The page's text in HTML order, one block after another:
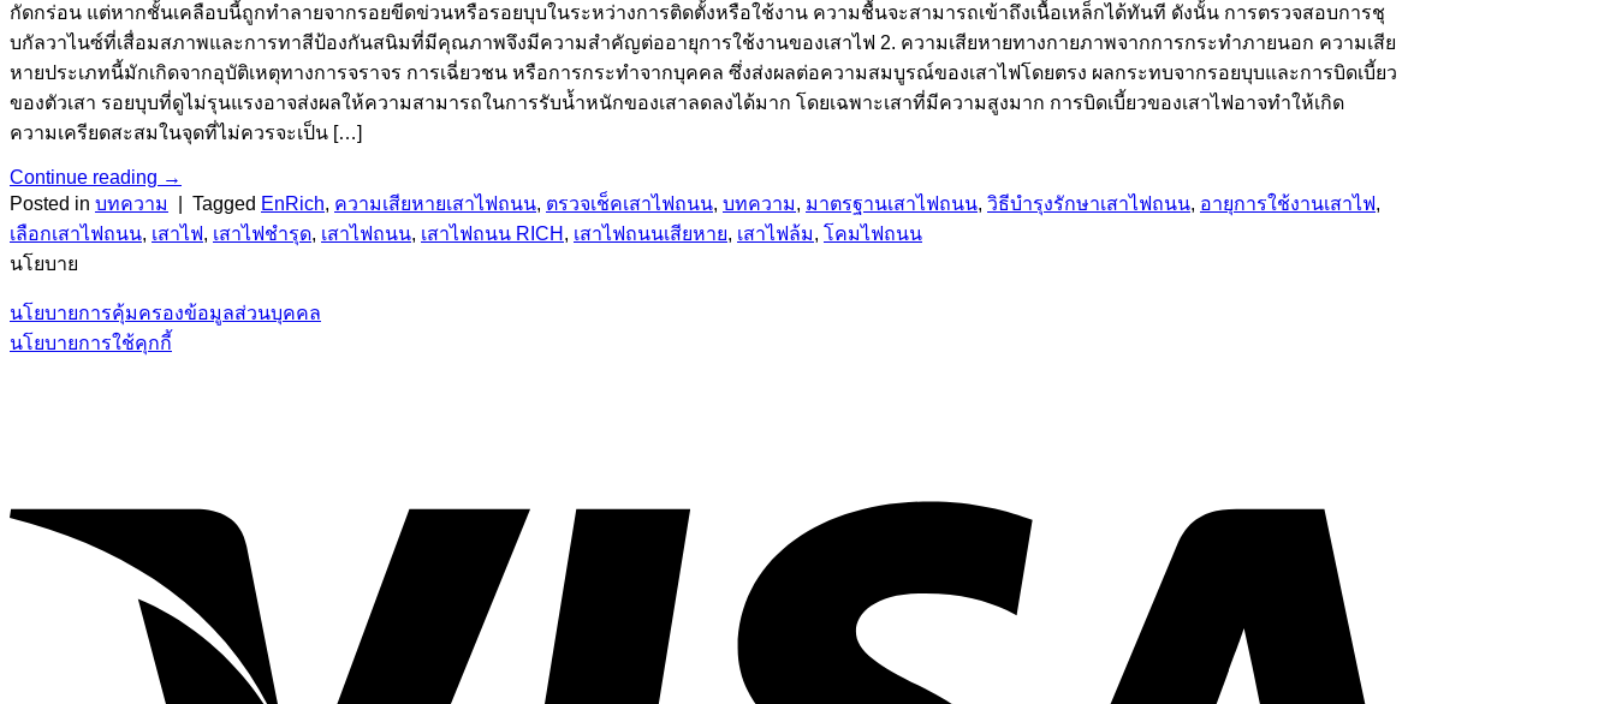
กัดกร่อน แต่หากชั้นเคลือบนี้ถูกทำลายจากรอยขีดข่วนหรือรอยบุบในระหว่างการติดตั้งหรือใช้งาน ความชื้นจะสามารถเข้าถึงเนื้อเหล็กได้ทันที ดังนั้น การตรวจสอบการชุ
บกัลวาไนซ์ที่เสื่อมสภาพและการทาสีป้องกันสนิมที่มีคุณภาพจึงมีความสำคัญต่ออายุการใช้งานของเสาไฟ 2. ความเสียหายทางกายภาพจากการกระทำภายนอก ความเสีย
หายประเภทนี้มักเกิดจากอุบัติเหตุทางการจราจร การเฉี่ยวชน หรือการกระทำจากบุคคล ซึ่งส่งผลต่อความสมบูรณ์ของเสาไฟโดยตรง ผลกระทบจากรอยบุบและการบิดเบี้ยว
ของตัวเสา รอยบุบที่ดูไม่รุนแรงอาจส่งผลให้ความสามารถในการรับน้ำหนักของเสาลดลงได้มาก โดยเฉพาะเสาที่มีความสูงมาก การบิดเบี้ยวของเสาไฟอาจทำให้เกิด
ความเครียดสะสมในจุดที่ไม่ควรจะเป็น […]
Continue reading →
Posted in บทความ Tagged EnRich, ความเสียหายเสาไฟถนน, ตรวจเช็คเสาไฟถนน, บทความ, มาตรฐานเสาไฟถนน, วิธีบำรุงรักษาเสาไฟถนน, อายุการใช้งานเสาไฟ,
เลือกเสาไฟถนน, เสาไฟ, เสาไฟชำรุด, เสาไฟถนน, เสาไฟถนน RICH , เสาไฟถนนเสียหาย, เสาไฟล้ม, โคมไฟถนน
นโยบาย
นโยบายการคุ้มครองข้อมูลส่วนบุคคล
นโยบายการใช้คุกกี้